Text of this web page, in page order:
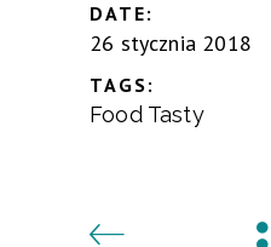
DATE:
26 stycznia 2018
TAGS:
Food Tasty